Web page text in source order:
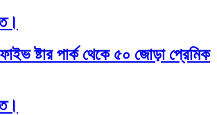
ষ্টার পার্ক থেকে ৫০ জোড়া প্রেমিক